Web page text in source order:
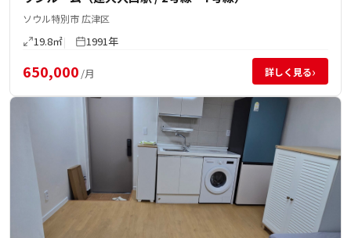
ソウル特別市 広津区
19.8㎡ 1991年
650,000 /月 詳しく見る›